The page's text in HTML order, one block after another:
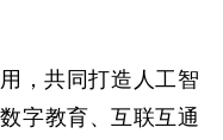
，共同打造人工智
字教育、互联互通